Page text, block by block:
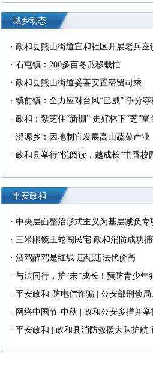
城乡动态
· 政和县熊山街道宜和社区开展老兵座
· 石屯镇：200多亩冬瓜移栽忙
· 政和县熊山街道妥善安置滞留司乘
· 镇前镇：全力应对台风“巴威” 争分
椒
· 政和：紫芝住“新棚” 走好林下“芝”富
· 澄源乡：因地制宜发展高山蔬菜产业
· 政和县举行“悦阅读，越成长”书香校
平安政和
· 中央层面整治形式主义为基层减负专
制办公室 中央纪委办公厅公开通报4起
主义为基层减负典型问题
· 三米眼镜王蛇闯民宅 政和消防成功
· 酒驾醉驾是红线 违纪违法代价高
· 与法同行，护“未”成长！预防青少年
来了
· 平安政和·防电信诈骗 | 公安部刑侦局
诈中心联合发布《2025版防范电信网
手册》
· 网络中国节·中秋 | 政和公安多措并
中秋双节安全
· 平安政和 | 政和县消防救援大队护航“